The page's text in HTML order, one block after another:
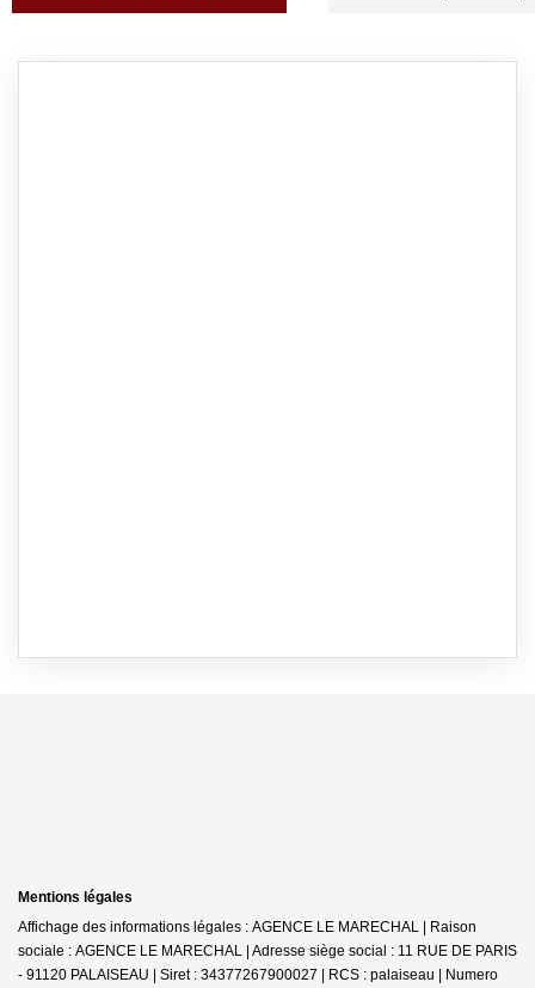
Mentions légales
Affichage des informations légales : AGENCE LE MARECHAL | Raison
sociale : AGENCE LE MARECHAL | Adresse siège social : 11 RUE DE PARIS
- 91120 PALAISEAU | Siret : 34377267900027 | RCS : palaiseau | Numero